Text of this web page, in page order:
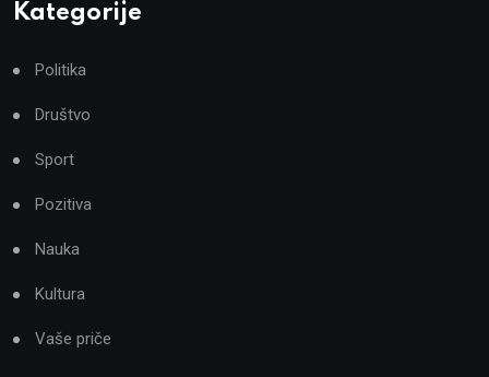
Kategorije
Politika
Društvo
Sport
Pozitiva
Nauka
Kultura
Vaše priče